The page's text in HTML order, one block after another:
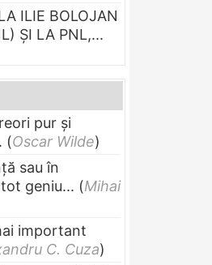
ILIE BOLOJAN
ŞI LA PNL,...
pur și
(Oscar Wilde)
sau în
geniu... (Mihai
important
C. Cuza)